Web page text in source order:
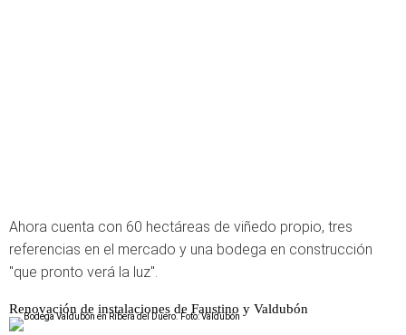
Ahora cuenta con 60 hectáreas de viñedo propio, tres
referencias en el mercado y una bodega en construcción
"que pronto verá la luz".
Renovación de instalaciones de Faustino y Valdubón